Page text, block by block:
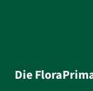
Die